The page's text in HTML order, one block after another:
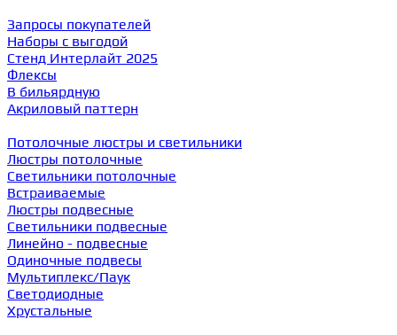
Запросы покупателей
Наборы с выгодой
Стенд Интерлайт 2025
Флексы
В бильярдную
Акриловый паттерн
Потолочные люстры и светильники
Люстры потолочные
Светильники потолочные
Встраиваемые
Люстры подвесные
Светильники подвесные
Линейно - подвесные
Одиночные подвесы
Мультиплекс/Паук
Светодиодные
Хрустальные